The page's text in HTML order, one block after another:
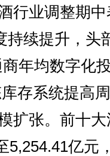
业调整期中
持续提升，头
年均数字化
存系统提高
扩张。前十
5,254.41亿元